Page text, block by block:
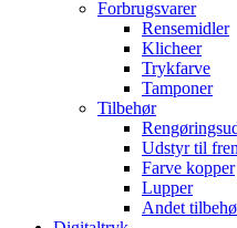
Forbrugsvarer
Rensemidler
Klicheer
Trykfarve
Tamponer
Tilbehør
Udstyr til
Farve kopper
Lupper
Andet